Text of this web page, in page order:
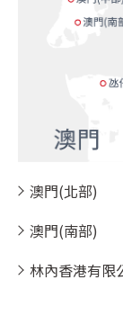
澳門(北部)
澳門(南部)
林內香港有限